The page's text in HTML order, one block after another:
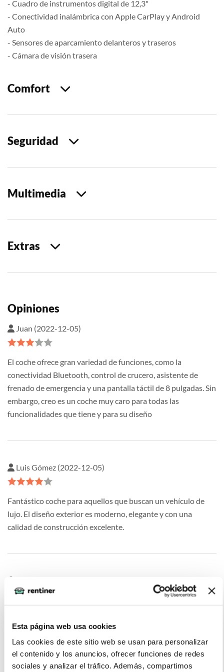
Esta página web usa cookies
Las cookies de este sitio web se usan para personalizar
el contenido y los anuncios, ofrecer funciones de redes
sociales y analizar el tráfico. Además, compartimos
- Cuadro de instrumentos digital de 12,3"
- Conectividad inalámbrica con Apple CarPlay y Android
Auto
- Sensores de aparcamiento delanteros y traseros
- Cámara de visión trasera
Comfort
Seguridad
Multimedia
Extras
Opiniones
Juan (2022-12-05)
El coche ofrece gran variedad de funciones, como la
conectividad Bluetooth, control de crucero, asistente de
frenado de emergencia y una pantalla táctil de 8 pulgadas. Sin
embargo, creo es un coche muy caro para todas las
funcionalidades que tiene y para su diseño
Luis Gómez (2022-12-05)
Fantástico coche para aquellos que buscan un vehículo de
lujo. El diseño exterior es moderno, elegante y con una
calidad de construcción excelente.
perfecto. El coche es cómodo, espacioso y tiene un manejo
suave. La tecnología de infotainment es fácil de usar y muy
útil para mantenerse conectado. Lo recomiendo para este
tipo de contratos.